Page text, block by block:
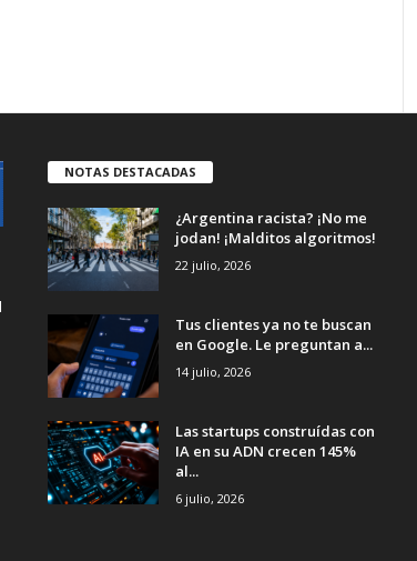
NOTAS DESTACADAS
¿Argentina racista? ¡No me
jodan! ¡Malditos algoritmos!
22 julio, 2026
Tus clientes ya no te buscan
en Google. Le preguntan a...
14 julio, 2026
Las startups construídas con
IA en su ADN crecen 145%
al...
6 julio, 2026